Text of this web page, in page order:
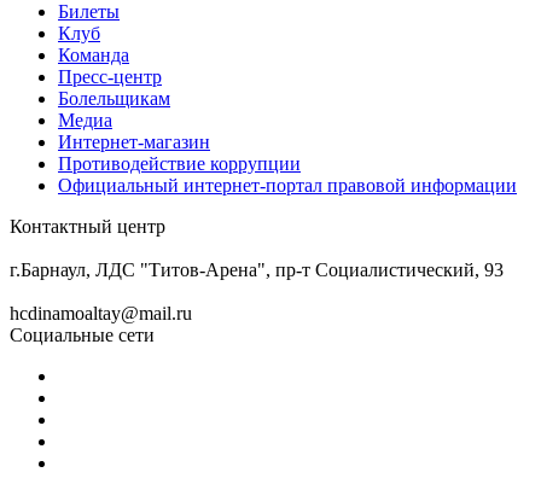
Билеты
Клуб
Команда
Пресс-центр
Болельщикам
Медиа
Интернет-магазин
Противодействие коррупции
Официальный интернет-портал правовой информации
Контактный центр
г.Барнаул, ЛДС "Титов-Арена", пр-т Социалистический, 93
hcdinamoaltay@mail.ru
Социальные сети